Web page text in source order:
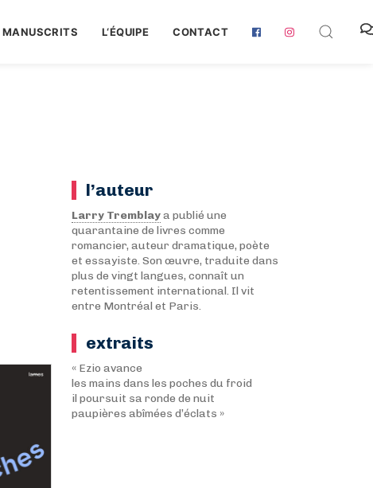
MANUSCRITS L‘ÉQUIPE CONTACT
l’auteur
Larry Tremblaya publié une
quarantaine de livres comme
romancier, auteur dramatique, poète
et essayiste. Son œuvre, traduite dans
plus de vingt langues, connaît un
retentissement international. Il vit
entre Montréal et Paris.
extraits
« Ezio avance
les mains dans les poches du froid
il poursuit sa ronde de nuit
paupières abîmées d’éclats »